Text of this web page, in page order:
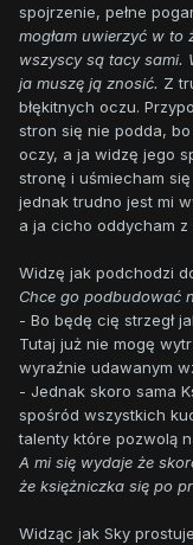
spojrzenie, pełne
mogłam uwierzyć w to
wszyscy są tacy sami.
ja muszę ją znosić. Z
błękitnych oczu.
stron się nie podda,
oczy, a ja widzę jego
stronę i uśmiecham
jednak trudno jest mi
a ja cicho oddycham z
Widzę jak podchodzi
Chce go podbudować
- Bo będę cię strzegł
Tutaj już nie mogę
wyraźnie udawanym
- Jednak skoro sama
spośród wszystkich
talenty które pozwolą
A mi się wydaje że
że księżniczka się po
Widząc jak Sky